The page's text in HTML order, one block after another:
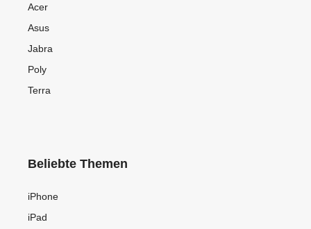
Acer
Asus
Jabra
Poly
Terra
Beliebte Themen
iPhone
iPad